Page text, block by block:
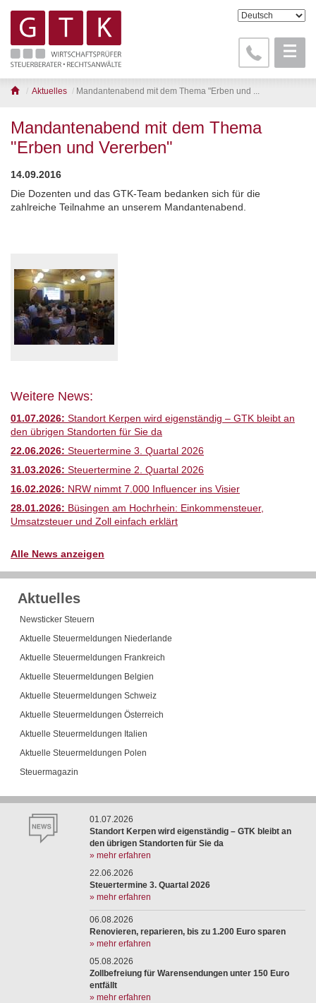
Aktuelles Mandantenabend mit dem Thema "Erben und ...
Mandantenabend mit dem Thema
"Erben und Vererben"
14.09.2016
Die Dozenten und das GTK-Team bedanken sich für die
zahlreiche Teilnahme an unserem Mandantenabend.
Weitere News:
01.07.2026: Standort Kerpen wird eigenständig – GTK bleibt an
den übrigen Standorten für Sie da
22.06.2026: Steuertermine 3. Quartal 2026
31.03.2026: Steuertermine 2. Quartal 2026
16.02.2026: NRW nimmt 7.000 Influencer ins Visier
28.01.2026: Büsingen am Hochrhein: Einkommensteuer,
Umsatzsteuer und Zoll einfach erklärt
Alle News anzeigen
Aktuelles
Newsticker Steuern
Aktuelle Steuermeldungen Niederlande
Aktuelle Steuermeldungen Frankreich
Aktuelle Steuermeldungen Belgien
Aktuelle Steuermeldungen Schweiz
Aktuelle Steuermeldungen Österreich
Aktuelle Steuermeldungen Italien
Aktuelle Steuermeldungen Polen
Steuermagazin
01.07.2026
Standort Kerpen wird eigenständig – GTK bleibt an
den übrigen Standorten für Sie da
» mehr erfahren
22.06.2026
Steuertermine 3. Quartal 2026
» mehr erfahren
06.08.2026
Renovieren, reparieren, bis zu 1.200 Euro sparen
» mehr erfahren
05.08.2026
Zollbefreiung für Warensendungen unter 150 Euro
entfällt
» mehr erfahren